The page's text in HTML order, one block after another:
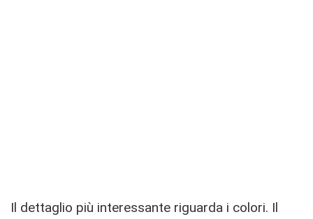
Il dettaglio più interessante riguarda i colori. Il